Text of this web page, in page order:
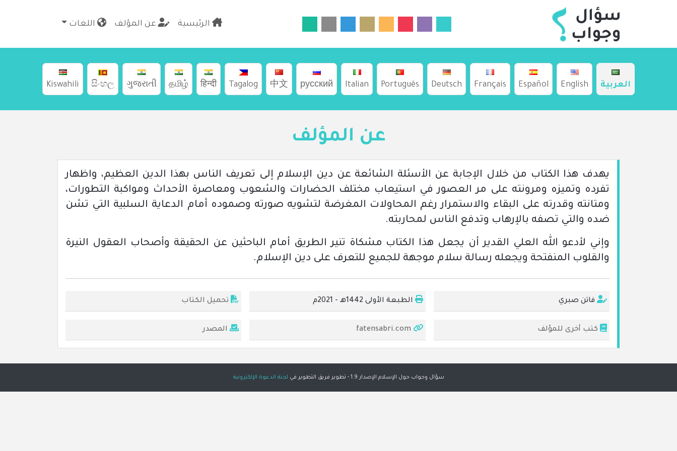
الرئيسية عن المؤلف اللغات
العربية English
Español
Français
Deutsch
Português
Italian
русский
中文
Tagalog
हिन्दी
தமிழ்
ગુજરાતી
සිංහල
Kiswahili
عن المؤلف
يهدف هذا الكتاب من خلال الإجابة عن الأسئلة الشائعة عن دين الإسلام إلى تعريف الناس بهذا الدين العظيم، واظهار
تفرده وتميزه ومرونته على مر العصور في استيعاب مختلف الحضارات والشعوب ومعاصرة الأحداث ومواكبة التطورات،
ومتانته وقدرته على البقاء والاستمرار رغم المحاولات المغرضة لتشويه صورته وصموده أمام الدعاية السلبية التي تشن
ضده والتي تصفه بالإرهاب وتدفع الناس لمحاربته.
وإني لأدعو الله العلي القدير أن يجعل هذا الكتاب مشكاة تنير الطريق أمام الباحثين عن الحقيقة وأصحاب العقول النيرة
والقلوب المنفتحة ويجعله رسالة سلام موجهة للجميع للتعرف على دين الإسلام.
فاتن صبري الطبعة الأولى 1442هـ - 2021م تحميل الكتاب
كتب أخرى للمؤلف fatensabri.com المصدر
سؤال وجواب حول الإسلام الإصدار 1.9 - تطوير فريق التطوير في لجنة الدعوة الإلكترونية